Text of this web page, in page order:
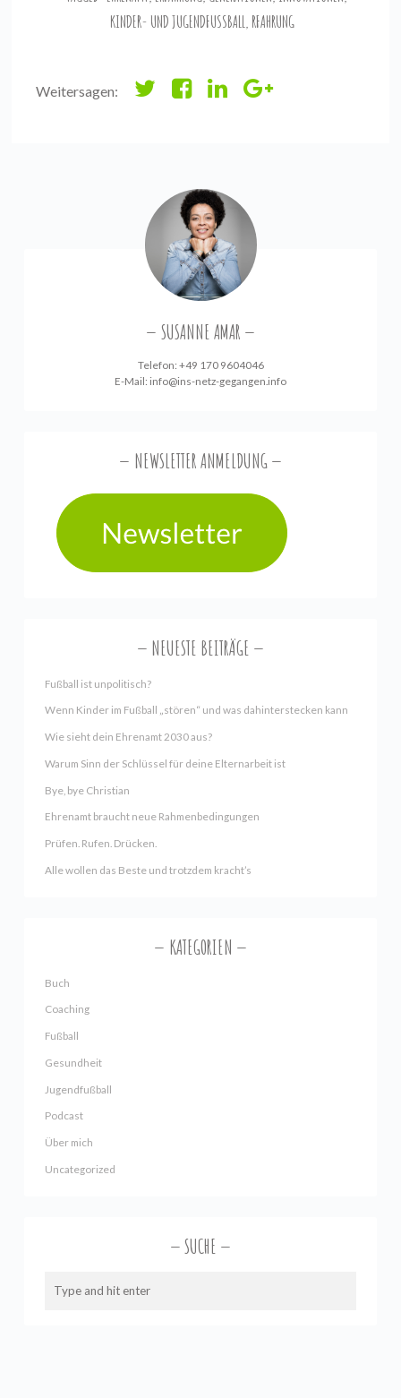
KINDER- UND JUGENDFUSSBALL RFAHRUNG
Weitersagen:
SUSANNE AMAR
Telefon: +49 170 9604046
E-Mail: info@ins-netz-gegangen.info
NEWSLETTER ANMELDUNG
NEUESTE BEITRÄGE
Fußball ist unpolitisch?
Wenn Kinder im Fußball „stören“ und was dahinterstecken kann
Wie sieht dein Ehrenamt 2030 aus?
Warum Sinn der Schlüssel für deine Elternarbeit ist
Bye, bye Christian
Ehrenamt braucht neue Rahmenbedingungen
Prüfen. Rufen. Drücken.
Alle wollen das Beste und trotzdem kracht’s
KATEGORIEN
Buch
Coaching
Fußball
Gesundheit
Jugendfußball
Podcast
Über mich
Uncategorized
SUCHE